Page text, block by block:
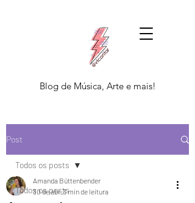
Blog de Música, Arte e mais!
Post
Todos os posts
Todos os posts
Amanda Büttenbender
30 de abr.3 min de leitura